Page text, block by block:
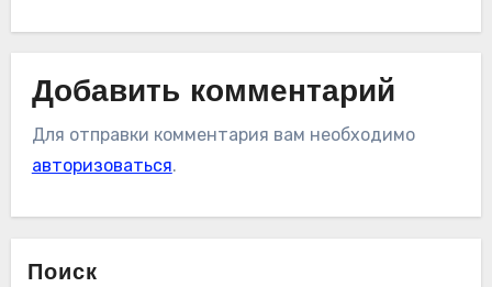
Добавить комментарий
Для отправки комментария вам необходимо
авторизоваться.
Поиск